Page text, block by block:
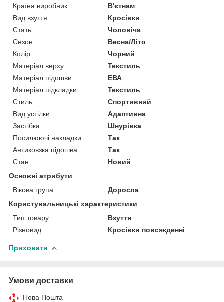
Країна виробник
В'єтнам
Вид взуття
Кросівки
Стать
Чоловіча
Сезон
Весна/Літо
Колір
Чорний
Матеріал верху
Текстиль
Матеріал підошви
ЕВА
Матеріал підкладки
Текстиль
Стиль
Спортивний
Вид устілки
Адаптивна
Застібка
Шнурівка
Посилюючі накладки
Так
Антиковзка підошва
Так
Стан
Новий
Основні атрибути
Вікова група
Доросла
Користувальницькі характеристики
Тип товару
Взуття
Різновид
Кросівки повсякденні
Приховати
Умови доставки
Нова Пошта